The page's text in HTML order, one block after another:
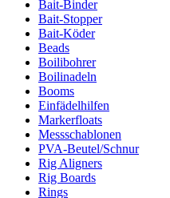
Bait-Binder
Bait-Stopper
Bait-Köder
Beads
Boilibohrer
Boilinadeln
Booms
Einfädelhilfen
Markerfloats
Messschablonen
PVA-Beutel/Schnur
Rig Aligners
Rig Boards
Rings